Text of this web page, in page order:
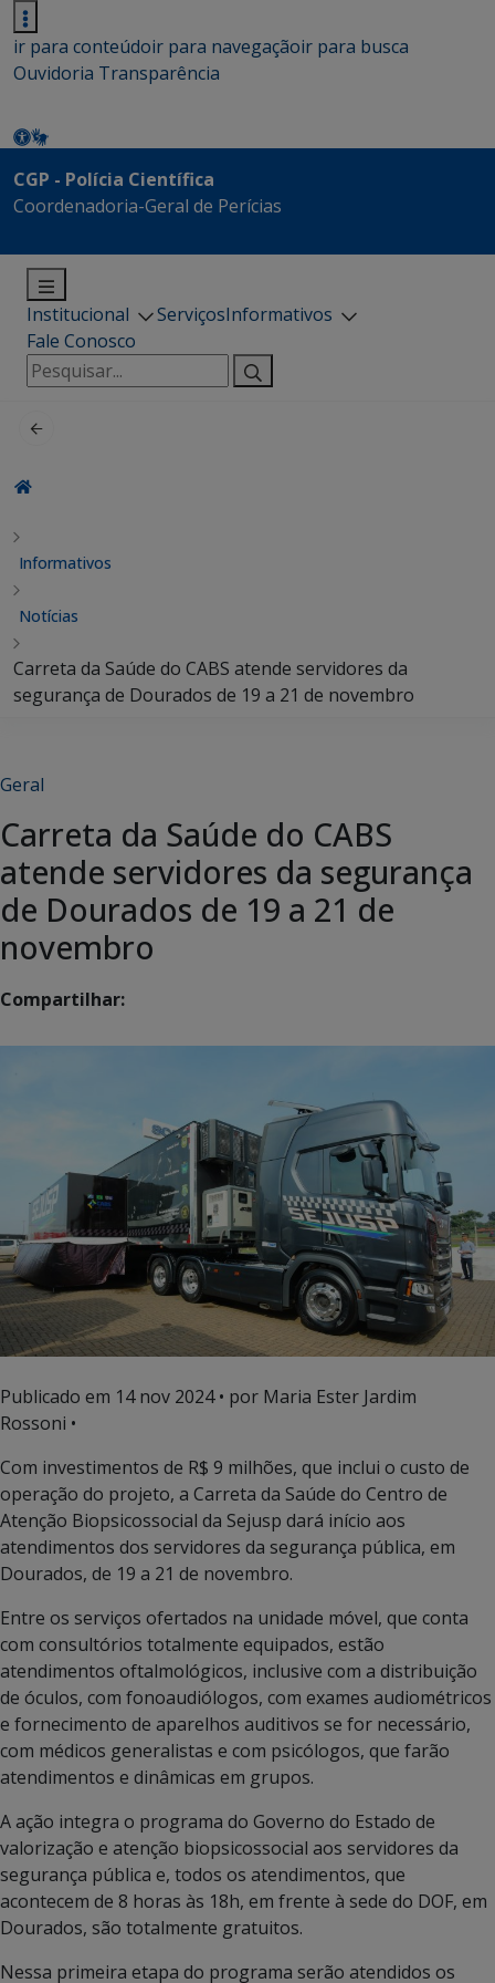
ir para conteúdoir para navegaçãoir para busca
Ouvidoria Transparência
CGP - Polícia Científica
Coordenadoria-Geral de Perícias
Institucional ServiçosInformativos
Fale Conosco
Pesquisar
por:
Informativos
Notícias
Carreta da Saúde do CABS atende servidores da
segurança de Dourados de 19 a 21 de novembro
Geral
Carreta da Saúde do CABS
atende servidores da segurança
de Dourados de 19 a 21 de
novembro
Compartilhar:
Publicado em 14 nov 2024• por Maria Ester Jardim
Rossoni •
Com investimentos de R$ 9 milhões, que inclui o custo de
operação do projeto, a Carreta da Saúde do Centro de
Atenção Biopsicossocial da Sejusp dará início aos
atendimentos dos servidores da segurança pública, em
Dourados, de 19 a 21 de novembro.
Entre os serviços ofertados na unidade móvel, que conta
com consultórios totalmente equipados, estão
atendimentos oftalmológicos, inclusive com a distribuição
de óculos, com fonoaudiólogos, com exames audiométricos
e fornecimento de aparelhos auditivos se for necessário,
com médicos generalistas e com psicólogos, que farão
atendimentos e dinâmicas em grupos.
A ação integra o programa do Governo do Estado de
valorização e atenção biopsicossocial aos servidores da
segurança pública e, todos os atendimentos, que
acontecem de 8 horas às 18h, em frente à sede do DOF, em
Dourados, são totalmente gratuitos.
Nessa primeira etapa do programa serão atendidos os